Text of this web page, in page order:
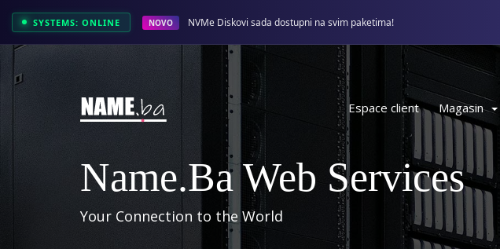
SYSTEMS: ONLINE NOVO NVMe Diskovi sada dostupni na svim paketima!
Espace client Magasin
Name.ba Web Services
Your Connection to the World